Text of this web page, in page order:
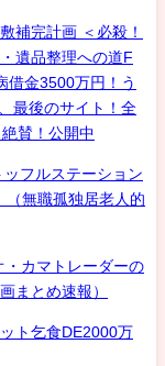
補完計画 ＜必殺！
遺品整理への道F
借金3500万円！う
最後のサイト！全
賛！公開中
フルステーション
（無職孤独居老人的
カマトレーダーの
まとめ速報）
ト乞食DE2000万